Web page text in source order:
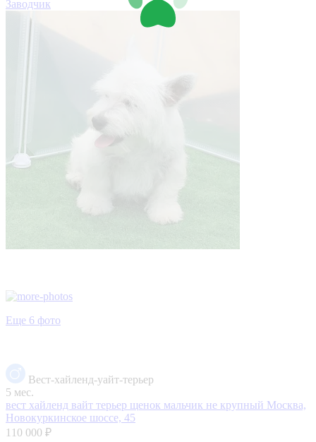
Заводчик
Еще 6 фото
Вест-хайленд-уайт-терьер
5 мес.
вест хайленд вайт терьер щенок мальчик не крупный Москва,
Новокуркинское шоссе, 45
110 000 ₽